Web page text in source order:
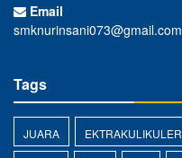
Email
smknurinsani073@gmail.com
Tags
JUARA EKTRAKULIKULER